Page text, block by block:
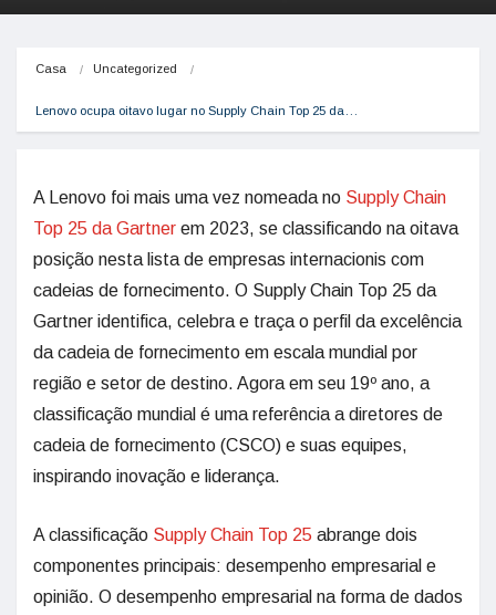
Casa Uncategorized
Lenovo ocupa oitavo lugar no Supply Chain Top 25 da…
A Lenovo foi mais uma vez nomeada no Supply Chain
Top 25 da Gartner em 2023, se classificando na oitava
posição nesta lista de empresas internacionis com
cadeias de fornecimento. O Supply Chain Top 25 da
Gartner identifica, celebra e traça o perfil da excelência
da cadeia de fornecimento em escala mundial por
região e setor de destino. Agora em seu 19º ano, a
classificação mundial é uma referência a diretores de
cadeia de fornecimento (CSCO) e suas equipes,
inspirando inovação e liderança.
A classificação Supply Chain Top 25 abrange dois
componentes principais: desempenho empresarial e
opinião. O desempenho empresarial na forma de dados